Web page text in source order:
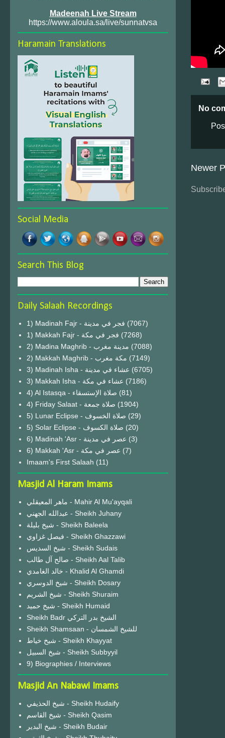
No
Newer
Madeenah Live Stream
https://www.aloula.sa/live/sunnatvsa
Haramain Translations
Social Media
Search This Blog
Daily Salaah Recordings
1) Madinah Fajr - فجر في مدينة (7067)
1) Makkah Fajr - فجر في مكة (7268)
2) Madina Maghrib - مدينة مغرب (7088)
2) Makkah Maghrib - مكة مغرب (7149)
3) Madinah Isha - عشاء في مدينة (6705)
3) Makkah Isha - عشاء في مكة (7186)
4) Al Istasqa - صلاة الإستسقاء (81)
4) Friday Salaat - صلاة جمعة (1904)
5) Lunar Eclipse - صلاة الخسوف (29)
(20)
6) Madinah 'Asr - عصر في مدينة (3)
6) Makkah 'Asr - عصر في مكة (7)
Imaam's First Salaah (11)
Masjid Al Haram Imams
ماهر المعيقلي - Mahir Al Mu'ayqali
عبدالله الجهني - Sheikh Juhany
شيخ بليلة - Sheikh Baleela
فيصل غزاوي - Sheikh Ghazzawi
شيخ السديس - Sheikh Sudais
صالح آل طالب - Sheikh Aal Talib
خالد الغامدي - Khalid Al Ghamdi
شيخ الدوسري - Sheikh Dosary
شيخ الشريم - Sheikh Shuraim
شيخ حميد - Sheikh Humaid
Sheikh Badr الشيخ بدر التركي
Sheikh Shamsaan - للشيخ الشمسان
شيخ خياط - Sheikh Khayyat
شيخ السبيل - Sheikh Subbyyil
9) Biographies / Interviews
Masjid An Nabawi Imams
شيخ الحذيفي - Sheikh Hudaify
شيخ القاسم - Sheikh Qasim
شيخ البدير - Sheikh Budair